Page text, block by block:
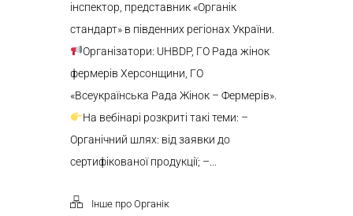
інспектор, представник «Органік
стандарт» в південних регіонах України.
Організатори: UHBDP, ГО Рада жінок
фермерів Херсонщини, ГО
«Всеукраїнська Рада Жінок – Фермерів».
На вебінарі розкриті такі теми: –
Органічний шлях: від заявки до
сертифікованої продукції; –...
Інше про Органік